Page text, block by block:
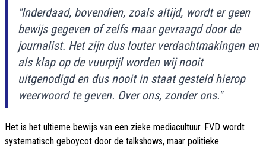
"Inderdaad, bovendien, zoals altijd, wordt er geen
bewijs gegeven of zelfs maar gevraagd door de
journalist. Het zijn dus louter verdachtmakingen en
als klap op de vuurpijl worden wij nooit
uitgenodigd en dus nooit in staat gesteld hierop
weerwoord te geven. Over ons, zonder ons."
Het is het ultieme bewijs van een zieke mediacultuur. FVD wordt
systematisch geboycot door de talkshows, maar politieke